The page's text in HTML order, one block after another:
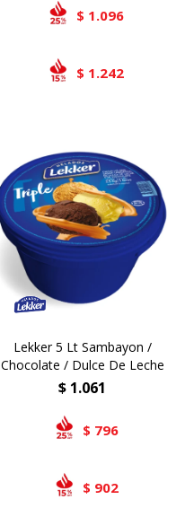
$ 1.096
$ 1.242
Lekker 5 Lt Sambayon /
Chocolate / Dulce De Leche
$ 1.061
$ 796
$ 902